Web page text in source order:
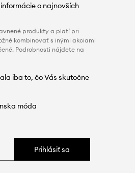
o najnovších
produkty a platí pri
kombinovať s inými akciami
Podrobnosti nájdete na
iba to, čo Vás skutočne
móda
Prihlásiť sa